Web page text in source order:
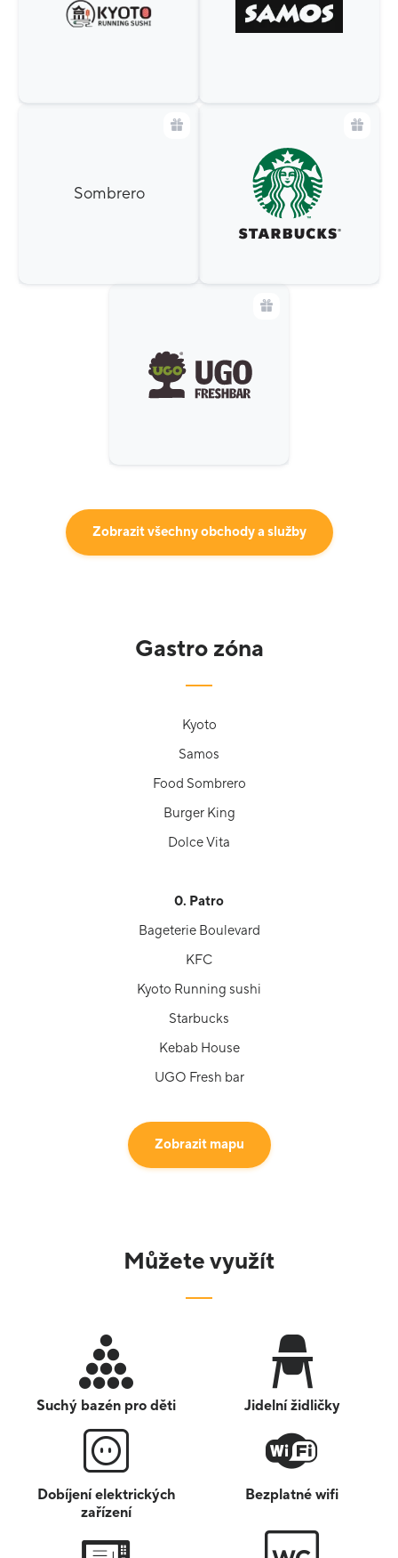
Sombrero
Zobrazit všechny obchody a služby
Gastro zóna
Kyoto
Samos
Food Sombrero
Burger King
Dolce Vita
0. Patro
Bageterie Boulevard
KFC
Kyoto Running sushi
Starbucks
Kebab House
UGO Fresh bar
Zobrazit mapu
Můžete využít
Suchý bazén pro děti Jidelní židličky
Dobíjení elektrických
zařízení
Bezplatné wifi